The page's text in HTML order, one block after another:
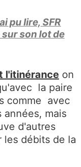
pu lire, SFR
son lot de
l'itinérance on
la paire
comme avec
mais
d'autres
les débits de la